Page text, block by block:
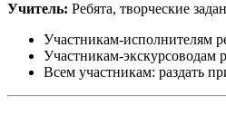
Учитель: Ребята, творческие
Участникам-исполнителям
Участникам-
Всем участникам: раздать